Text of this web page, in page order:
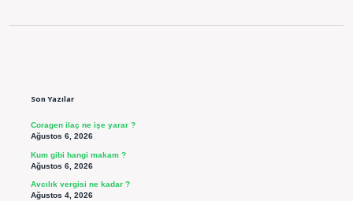
Son Yazılar
Coragen ilaç ne işe yarar ?
Ağustos 6, 2026
Kum gibi hangi makam ?
Ağustos 6, 2026
Avcılık vergisi ne kadar ?
Ağustos 4, 2026